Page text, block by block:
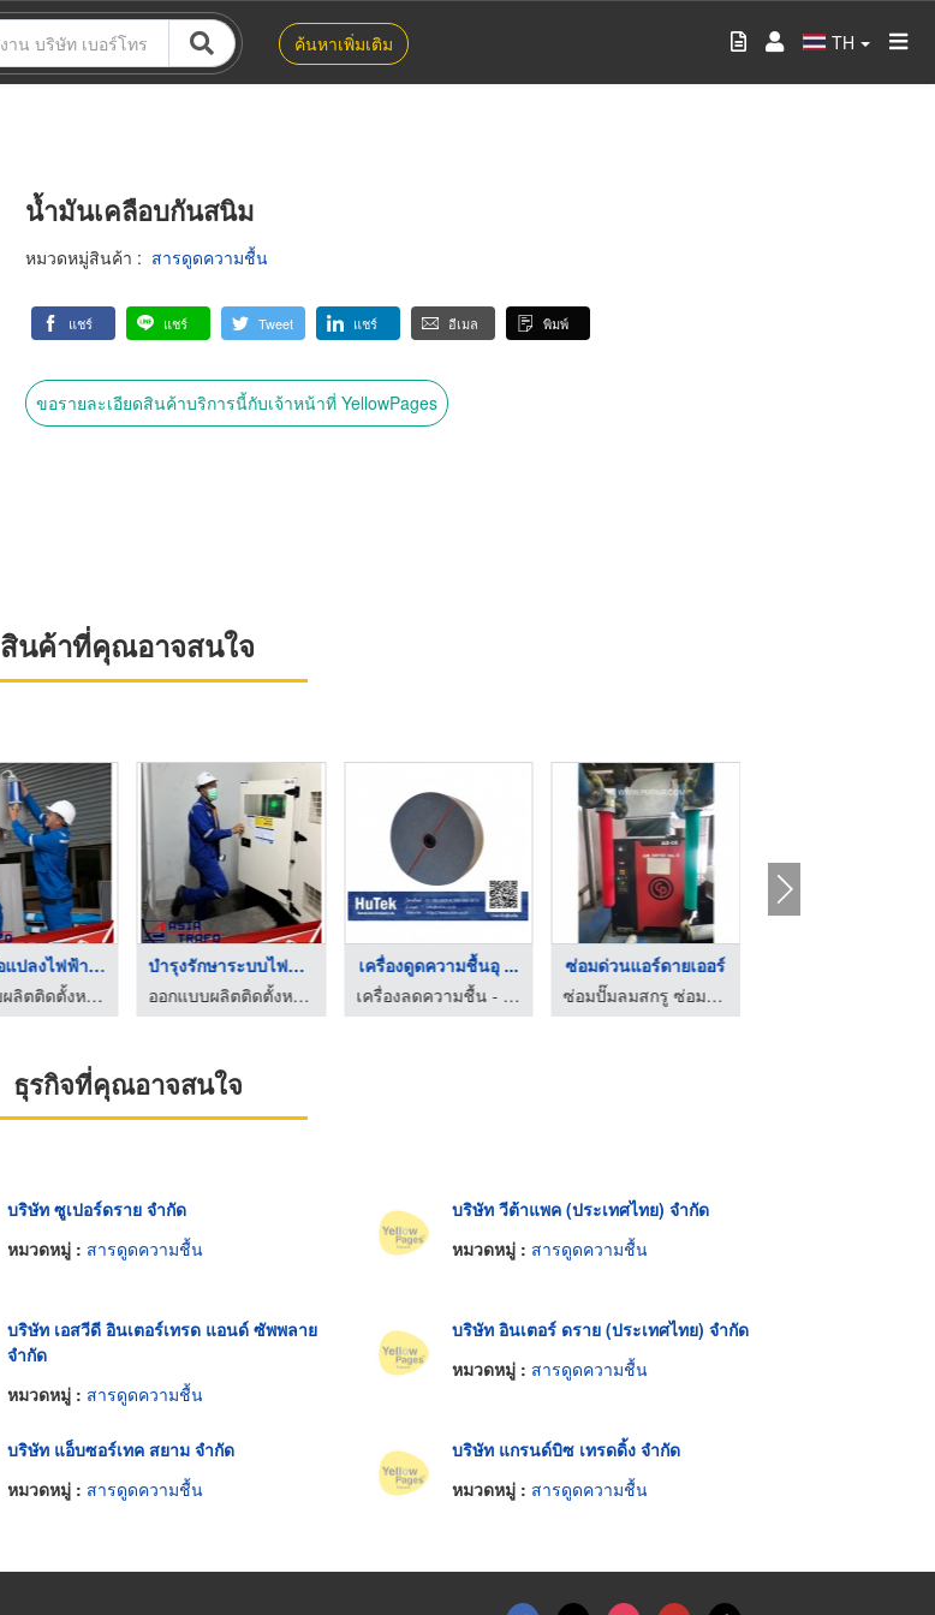
ค้นหาเพิ่มเติม TH
น้ำมันเคลือบกันสนิม
หมวดหมู่สินค้า : สารดูดความชื้น
แชร์ แชร์ Tweet แชร์ อีเมล พิมพ์
ขอรายละเอียดสินค้าบริการนี้กับเจ้าหน้าที่ YellowPages
สินค้าที่คุณอาจสนใจ
ซ่อมหม้อแปลงไฟฟ้าแรง ...
ออกแบบผลิตติดตั้งหม้อแปลงไฟฟ้า - เอเซีย ทราโฟ
บำรุงรักษาระบบไฟฟ้าป ...
ออกแบบผลิตติดตั้งหม้อแปลงไฟฟ้า - เอเซีย ทราโฟ
เครื่องดูดความชื้นอุ ...
เครื่องลดความชื้น - ฮิวเทค (เอเซีย) จำกัด
ซ่อมด่วนแอร์ดายเออร์
ซ่อมปั๊มลมสกรู ซ่อมปั๊มลมโรงงาน
ธุรกิจที่คุณอาจสนใจ
บริษัท ซูเปอร์ดราย จำกัด
หมวดหมู่ : สารดูดความชื้น
บริษัท วีต้าแพค (ประเทศไทย) จำกัด
หมวดหมู่ : สารดูดความชื้น
บริษัท เอสวีดี อินเตอร์เทรด แอนด์ ซัพพลาย
จำกัด
หมวดหมู่ : สารดูดความชื้น
บริษัท อินเตอร์ ดราย (ประเทศไทย) จำกัด
หมวดหมู่ : สารดูดความชื้น
บริษัท แอ็บซอร์เทค สยาม จำกัด
หมวดหมู่ : สารดูดความชื้น
บริษัท แกรนด์บิซ เทรดดิ้ง จำกัด
หมวดหมู่ : สารดูดความชื้น